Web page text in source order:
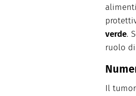
verde.
ruolo
Il